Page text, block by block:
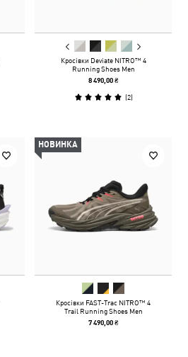
Кросівки Deviate NITRO™ 4
Running Shoes Men
8 490,00 ₴
(2)
НОВИНКА
Кросівки FAST-Trac NITRO™ 4
Trail Running Shoes Men
7 490,00 ₴